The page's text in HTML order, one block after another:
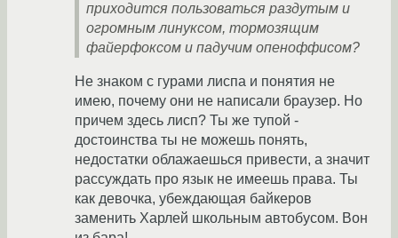
приходится пользоваться раздутым и
огромным линуксом, тормозящим
файерфоксом и падучим опеноффисом?
Не знаком с гурами лиспа и понятия не
имею, почему они не написали браузер. Но
причем здесь лисп? Ты же тупой -
достоинства ты не можешь понять,
недостатки облажаешься привести, а значит
рассуждать про язык не имеешь права. Ты
как девочка, убеждающая байкеров
заменить Харлей школьным автобусом. Вон